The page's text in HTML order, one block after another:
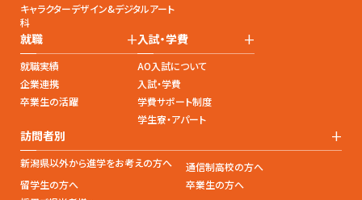
キャラクターデザイン&デジタルアート
科
就職 +
就職実績
企業連携
卒業生の活躍
入試・学費 +
AO入試について
入試・学費
学費サポート制度
学生寮・アパート
訪問者別 +
新潟県以外から進学をお考えの方へ
通信制高校の方へ
留学生の方へ
卒業生の方へ